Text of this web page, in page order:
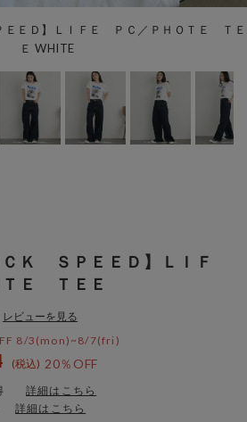
ＥＤ】ＬＩＦＥ ＰＣ／ＰＨＯＴＥ ＴＥ
Ｅ WHITE
Ｋ ＳＰＥＥＤ】ＬＩＦ
Ｅ ＴＥＥ
レビューを見る
8/3(mon)~8/7(fri)
20％OFF
詳細はこちら
詳細はこちら